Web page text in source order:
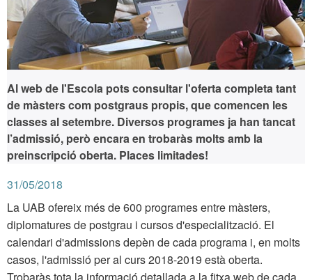
Al web de l'Escola pots consultar l'oferta completa tant
de màsters com postgraus propis, que comencen les
classes al setembre. Diversos programes ja han tancat
l’admissió, però encara en trobaràs molts amb la
preinscripció oberta. Places limitades!
31/05/2018
La UAB ofereix més de 600 programes entre màsters,
diplomatures de postgrau i cursos d'especialització. El
calendari d'admissions depèn de cada programa i, en molts
casos, l'admissió per al curs 2018-2019 està oberta.
Trobaràs tota la informació detallada a la fitxa web de cada